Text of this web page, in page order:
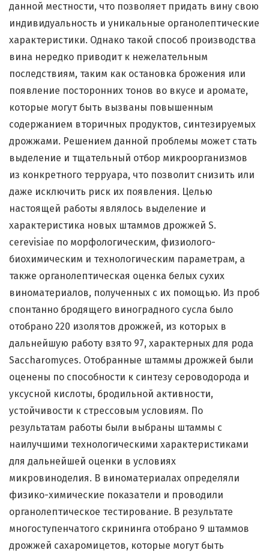
данной местности, что позволяет придать вину свою
индивидуальность и уникальные органолептические
характеристики. Однако такой способ производства
вина нередко приводит к нежелательным
последствиям, таким как остановка брожения или
появление посторонних тонов во вкусе и аромате,
которые могут быть вызваны повышенным
содержанием вторичных продуктов, синтезируемых
дрожжами. Решением данной проблемы может стать
выделение и тщательный отбор микроорганизмов
из конкретного терруара, что позволит снизить или
даже исключить риск их появления. Целью
настоящей работы являлось выделение и
характеристика новых штаммов дрожжей S.
cerevisiae по морфологическим, физиолого-
биохимическим и технологическим параметрам, а
также органолептическая оценка белых сухих
виноматериалов, полученных с их помощью. Из проб
спонтанно бродящего виноградного сусла было
отобрано 220 изолятов дрожжей, из которых в
дальнейшую работу взято 97, характерных для рода
Saccharomyces. Отобранные штаммы дрожжей были
оценены по способности к синтезу сероводорода и
уксусной кислоты, бродильной активности,
устойчивости к стрессовым условиям. По
результатам работы были выбраны штаммы с
наилучшими технологическими характеристиками
для дальнейшей оценки в условиях
микровиноделия. В виноматериалах определяли
физико-химические показатели и проводили
органолептическое тестирование. В результате
многоступенчатого скрининга отобрано 9 штаммов
дрожжей сахаромицетов, которые могут быть